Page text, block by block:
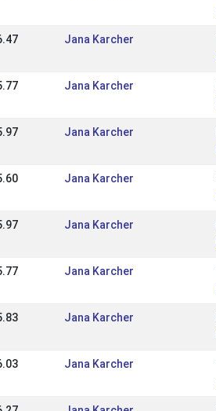
Jana Karcher
Jana Karcher
Jana Karcher
Jana Karcher
Jana Karcher
Jana Karcher
Jana Karcher
Jana Karcher